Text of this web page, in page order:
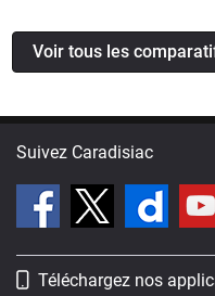
Voir tous les
Suivez Caradisiac
Téléchargez nos